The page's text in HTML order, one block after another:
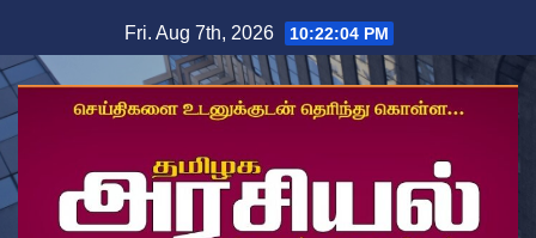
to
content
Fri. Aug 7th, 2026 10:22:05 PM